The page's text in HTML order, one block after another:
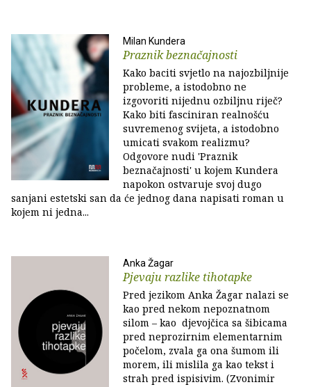
Milan Kundera
Praznik beznačajnosti
Kako baciti svjetlo na najozbiljnije
probleme, a istodobno ne
izgovoriti nijednu ozbiljnu riječ?
Kako biti fasciniran realnošću
suvremenog svijeta, a istodobno
umicati svakom realizmu?
Odgovore nudi 'Praznik
beznačajnosti' u kojem Kundera
napokon ostvaruje svoj dugo
sanjani estetski san da će jednog dana napisati roman u
kojem ni jedna...
Anka Žagar
Pjevaju razlike tihotapke
Pred jezikom Anka Žagar nalazi se
kao pred nekom nepoznatnom
silom – kao djevojčica sa šibicama
pred neprozirnim elementarnim
počelom, zvala ga ona šumom ili
morem, ili mislila ga kao tekst i
strah pred ispisivim. ( Zvonimir